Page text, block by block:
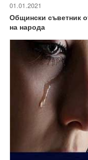
01.01.2021
Общински съветник
на народа